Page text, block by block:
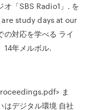
オ「SBS Radio1」. を
study days at our
の対応を学べる ライ
14年メルボル.
ま
はデジタル環境 自社